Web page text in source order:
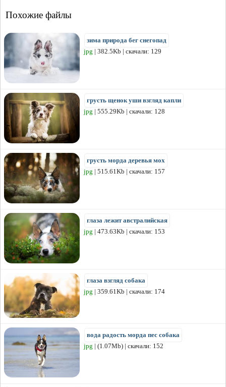
Похожие файлы
зима природа бег снегопад
jpg | 382.5Kb | скачали: 129
грусть щенок уши взгляд капли
jpg | 555.29Kb | скачали: 128
грусть морда деревья мох
jpg | 515.61Kb | скачали: 157
глаза лежит австралийская
jpg | 473.63Kb | скачали: 153
глаза взгляд собака
jpg | 359.61Kb | скачали: 174
вода радость морда пес собака
jpg | (1.07Mb) | скачали: 152